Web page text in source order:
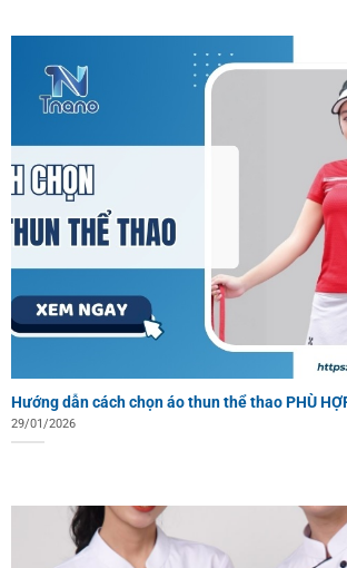
Hướng dẫn cách chọn áo thun thể thao PHÙ
29/01/2026